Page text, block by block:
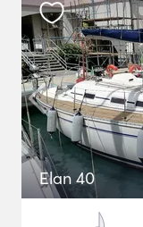
Elan 40